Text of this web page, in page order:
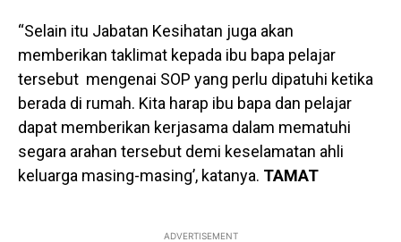
“Selain itu Jabatan Kesihatan juga akan
memberikan taklimat kepada ibu bapa pelajar
tersebut mengenai SOP yang perlu dipatuhi ketika
berada di rumah. Kita harap ibu bapa dan pelajar
dapat memberikan kerjasama dalam mematuhi
segara arahan tersebut demi keselamatan ahli
keluarga masing-masing’, katanya. TAMAT
ADVERTISEMENT